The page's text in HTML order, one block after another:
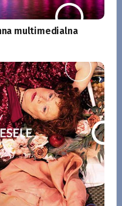
multimedialna